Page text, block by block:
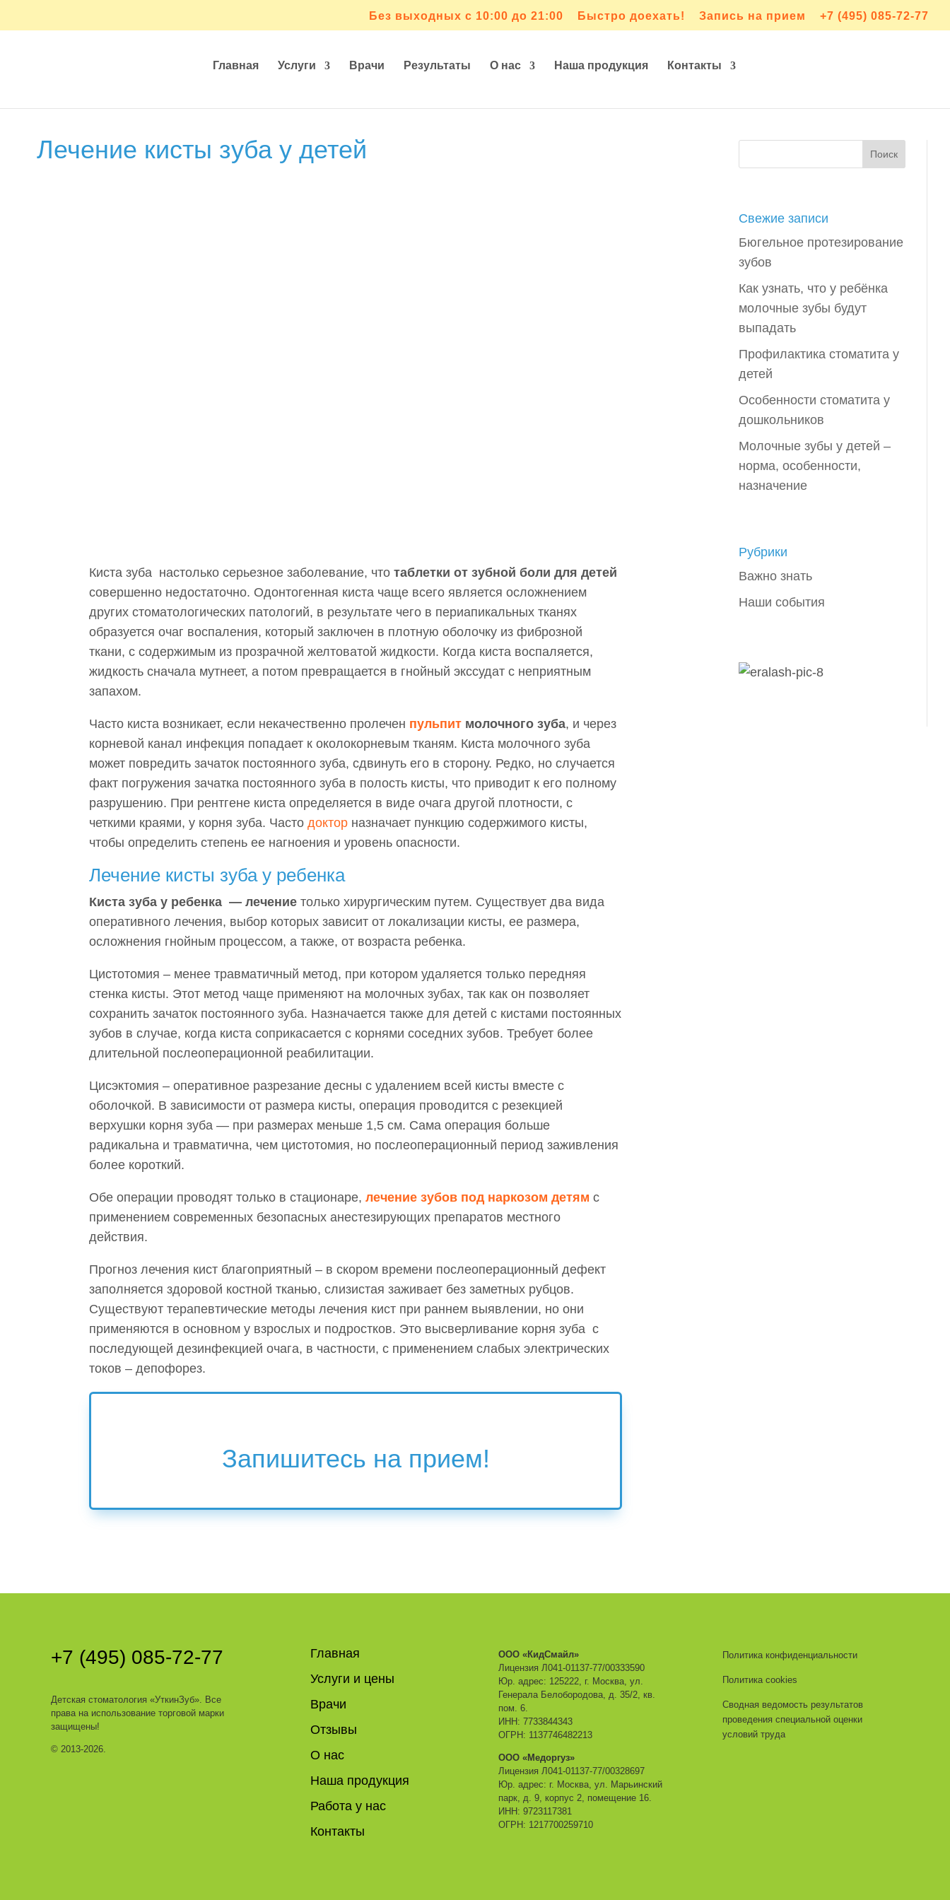
Без выходных с 10:00 до 21:00 Быстро доехать! Запись на прием +7 (495) 085-72-77
Главная Услуги Врачи Результаты О нас Наша продукция Контакты
Лечение кисты зуба у детей
Киста зуба настолько серьезное заболевание, чтотаблетки от зубной боли для детей
совершенно недостаточно. Одонтогенная киста чаще всего является осложнением
других стоматологических патологий, в результате чего в периапикальных тканях
образуется очаг воспаления, который заключен в плотную оболочку из фиброзной
ткани, с содержимым из прозрачной желтоватой жидкости. Когда киста воспаляется,
жидкость сначала мутнеет, а потом превращается в гнойный экссудат с неприятным
запахом.
Часто киста возникает, если некачественно пролечен пульпит молочного зуба, и через
корневой канал инфекция попадает к околокорневым тканям. Киста молочного зуба
может повредить зачаток постоянного зуба, сдвинуть его в сторону. Редко, но случается
факт погружения зачатка постоянного зуба в полость кисты, что приводит к его полному
разрушению. При рентгене киста определяется в виде очага другой плотности, с
четкими краями, у корня зуба. Частодоктор назначает пункцию содержимого кисты,
чтобы определить степень ее нагноения и уровень опасности.
Лечение кисты зуба у ребенка
Киста зуба у ребенка — лечение только хирургическим путем. Существует два вида
оперативного лечения, выбор которых зависит от локализации кисты, ее размера,
осложнения гнойным процессом, а также, от возраста ребенка.
Цистотомия – менее травматичный метод, при котором удаляется только передняя
стенка кисты. Этот метод чаще применяют на молочных зубах, так как он позволяет
сохранить зачаток постоянного зуба. Назначается также для детей с кистами постоянных
зубов в случае, когда киста соприкасается с корнями соседних зубов. Требует более
длительной послеоперационной реабилитации.
Цисэктомия – оперативное разрезание десны с удалением всей кисты вместе с
оболочкой. В зависимости от размера кисты, операция проводится с резекцией
верхушки корня зуба — при размерах меньше 1,5 см. Сама операция больше
радикальна и травматична, чем цистотомия, но послеоперационный период заживления
более короткий.
Обе операции проводят только в стационаре,лечение зубов под наркозом детям с
применением современных безопасных анестезирующих препаратов местного
действия.
Прогноз лечения кист благоприятный – в скором времени послеоперационный дефект
заполняется здоровой костной тканью, слизистая заживает без заметных рубцов.
Существуют терапевтические методы лечения кист при раннем выявлении, но они
применяются в основном у взрослых и подростков. Это высверливание корня зуба с
последующей дезинфекцией очага, в частности, с применением слабых электрических
токов – депофорез.
Запишитесь на прием!
Свежие записи
Бюгельное протезирование
зубов
Как узнать, что у ребёнка
молочные зубы будут
выпадать
Профилактика стоматита у
детей
Особенности стоматита у
дошкольников
Молочные зубы у детей –
норма, особенности,
назначение
Рубрики
Важно знать
Наши события
+7 (495) 085-72-77
Детская стоматология «УткинЗуб» . Все
права на использование торговой марки
защищены!
© 2013-2026.
Главная
Услуги и цены
Врачи
Отзывы
О нас
Наша продукция
Работа у нас
Контакты
ООО «КидСмайл»
Лицензия Л041-01137-77/00333590
Юр. адрес: 125222, г. Москва, ул.
Генерала Белобородова, д. 35/2, кв.
пом. 6.
ИНН: 7733844343
ОГРН: 1137746482213
ООО «Медоргуз»
Лицензия Л041-01137-77/00328697
Юр. адрес: г. Москва, ул. Марьинский
парк, д. 9, корпус 2, помещение 16.
ИНН: 9723117381
ОГРН: 1217700259710
Политика конфиденциальности
Политика cookies
Сводная ведомость результатов
проведения специальной оценки
условий труда